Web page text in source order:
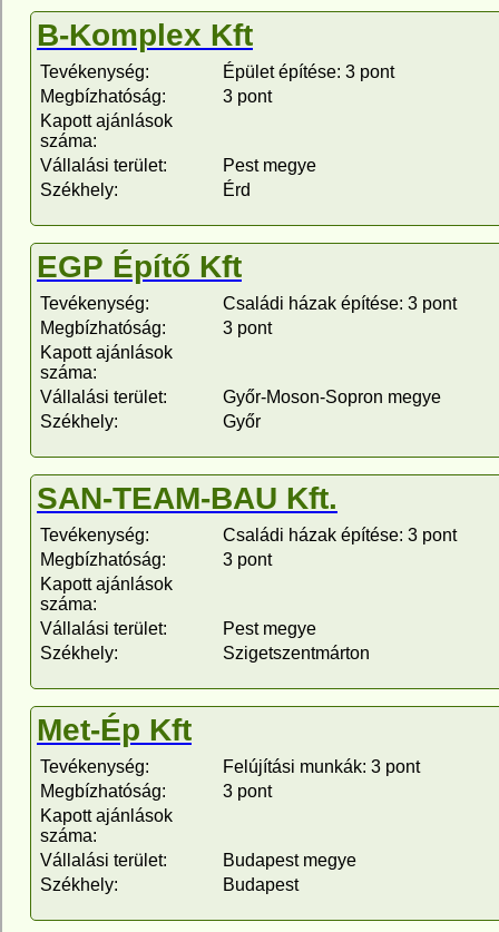
B-Komplex Kft
Tevékenység:
Épület építése: 3 pont
Megbízhatóság:
3 pont
Kapott ajánlások
száma:
Vállalási terület:
Pest megye
Székhely:
Érd
EGP Építő Kft
Tevékenység:
Családi házak építése: 3 pont
Megbízhatóság:
3 pont
Kapott ajánlások
száma:
Vállalási terület:
Győr-Moson-Sopron megye
Székhely:
Győr
SAN-TEAM-BAU Kft.
Tevékenység:
Családi házak építése: 3 pont
Megbízhatóság:
3 pont
Kapott ajánlások
száma:
Vállalási terület:
Pest megye
Székhely:
Szigetszentmárton
Met-Ép Kft
Tevékenység:
Felújítási munkák: 3 pont
Megbízhatóság:
3 pont
Kapott ajánlások
száma:
Vállalási terület:
Budapest megye
Székhely:
Budapest